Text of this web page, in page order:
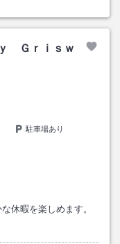
Ｇｒｉｓｗ
駐車場あり
休暇を楽しめます。